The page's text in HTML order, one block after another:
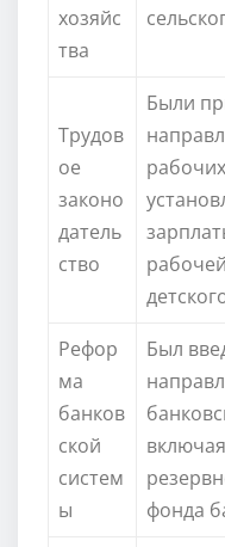
хозяйс
тва
Трудов
ое
законо
датель
ство
Были
Рефор
ма
банков
ской
систем
ы
Был
фонда